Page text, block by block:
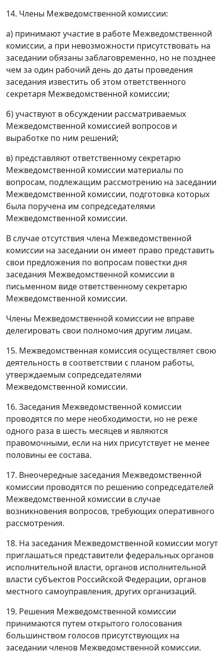
14. Члены Межведомственной комиссии:
а) принимают участие в работе Межведомственной
комиссии, а при невозможности присутствовать на
заседании обязаны заблаговременно, но не позднее
чем за один рабочий день до даты проведения
заседания известить об этом ответственного
секретаря Межведомственной комиссии;
б) участвуют в обсуждении рассматриваемых
Межведомственной комиссией вопросов и
выработке по ним решений;
в) представляют ответственному секретарю
Межведомственной комиссии материалы по
вопросам, подлежащим рассмотрению на заседании
Межведомственной комиссии, подготовка которых
была поручена им сопредседателями
Межведомственной комиссии.
В случае отсутствия члена Межведомственной
комиссии на заседании он имеет право представить
свои предложения по вопросам повестки дня
заседания Межведомственной комиссии в
письменном виде ответственному секретарю
Межведомственной комиссии.
Члены Межведомственной комиссии не вправе
делегировать свои полномочия другим лицам.
15. Межведомственная комиссия осуществляет свою
деятельность в соответствии с планом работы,
утверждаемым сопредседателями
Межведомственной комиссии.
16. Заседания Межведомственной комиссии
проводятся по мере необходимости, но не реже
одного раза в шесть месяцев и являются
правомочными, если на них присутствует не менее
половины ее состава.
17. Внеочередные заседания Межведомственной
комиссии проводятся по решению сопредседателей
Межведомственной комиссии в случае
возникновения вопросов, требующих оперативного
рассмотрения.
18. На заседания Межведомственной комиссии могут
приглашаться представители федеральных органов
исполнительной власти, органов исполнительной
власти субъектов Российской Федерации, органов
местного самоуправления, других организаций.
19. Решения Межведомственной комиссии
принимаются путем открытого голосования
большинством голосов присутствующих на
заседании членов Межведомственной комиссии.